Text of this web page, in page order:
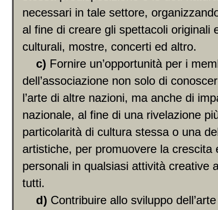
necessari in tale settore,
al fine di creare gli spettacoli originali
culturali, mostre, concerti ed altro.
c) Fornire un’opportunità per i
dell’associazione non solo di
l’arte di altre nazioni, ma anche di
nazionale, al fine di una rivelazione
particolarità di cultura stessa o una
artistiche, per promuovere la crescita
personali in qualsiasi attività creative
tutti.
d) Contribuire allo sviluppo